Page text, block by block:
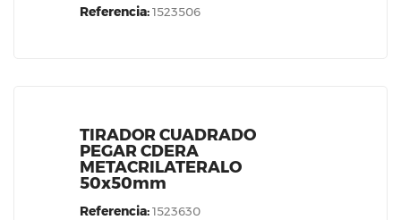
Referencia:1523506
TIRADOR CUADRADO
PEGAR CDERA
METACRILATERALO
50x50mm
Referencia:1523630